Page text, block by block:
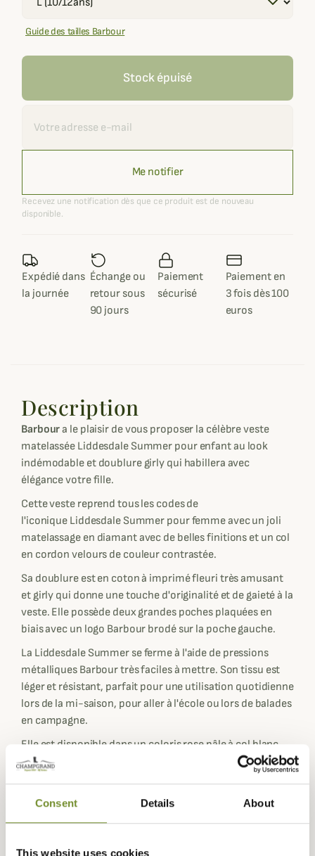
Consent Details About
This website uses cookies
Guide des tailles Barbour
Stock épuisé
Me notifier
Recevez une notification dès que ce produit est de nouveau
disponible.
Expédié dans
la journée
Échange ou
retour sous
90 jours
Paiement
sécurisé
Paiement en
3 fois dès 100
euros
Description
Barboura le plaisir de vous proposer la célèbre veste
matelassée Liddesdale Summer pour enfant au look
indémodable et doublure girly qui habillera avec
élégance votre fille.
Cette veste reprend tous les codes de
l'iconique Liddesdale Summer pour femme avec un joli
matelassage en diamant avec de belles finitions et un col
en cordon velours de couleur contrastée.
Sa doublure est en coton à imprimé fleuri très amusant
et girly qui donne une touche d'originalité et de gaieté à la
veste. Elle possède deux grandes poches plaquées en
biais avec un logo Barbour brodé sur la poche gauche.
La Liddesdale Summer se ferme à l'aide de pressions
métalliques Barbour très faciles à mettre. Son tissu est
léger et résistant, parfait pour une utilisation quotidienne
lors de la mi-saison, pour aller à l'école ou lors de balades
en campagne.
Elle est disponible dans un coloris rose pâle à col blanc
avec une doublure fleurie colorée et en navy avec une
Sa coupe est droite pour plus de confort lors de ses
diverses activités et son tissu légèrement déperlant.
Fiche technique